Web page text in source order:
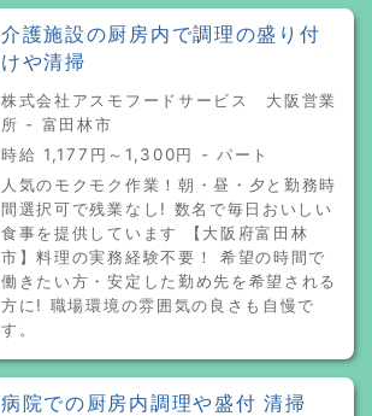
介護施設の厨房内で調理の盛り付
けや清掃
株式会社アスモフードサービス 大阪営業
所 - 富田林市
時給 1,177円～1,300円 - パート
人気のモクモク作業！朝・昼・夕と勤務時
間選択可で残業なし! 数名で毎日おいしい
食事を提供しています 【大阪府富田林
市】料理の実務経験不要！ 希望の時間で
働きたい方・安定した勤め先を希望される
方に! 職場環境の雰囲気の良さも自慢で
す。
病院での厨房内調理や盛付 清掃